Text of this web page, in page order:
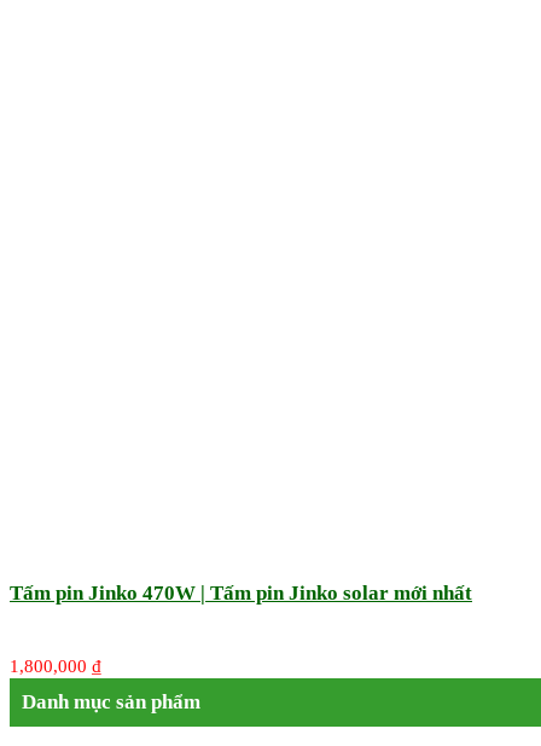
Tấm pin Jinko 470W | Tấm pin Jinko solar mới nhất
1,800,000 ₫
Danh mục sản phẩm